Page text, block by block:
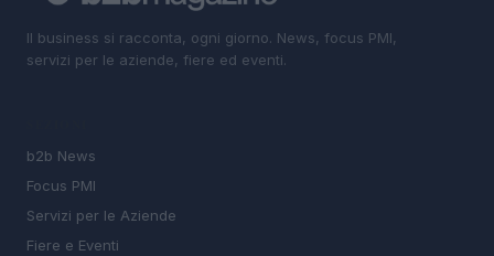
Il business si racconta, ogni giorno. News, focus PMI,
servizi per le aziende, fiere ed eventi.
b2b News
Focus PMI
Servizi per le Aziende
Fiere e Eventi